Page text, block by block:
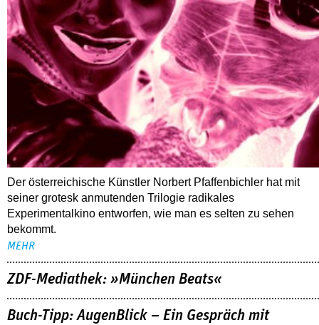
Der österreichische Künstler Norbert Pfaffenbichler hat mit
seiner grotesk anmutenden Trilogie radikales
Experimentalkino entworfen, wie man es selten zu sehen
bekommt.
MEHR
ZDF-Mediathek: »München Beats«
Buch-Tipp: AugenBlick – Ein Gespräch mit